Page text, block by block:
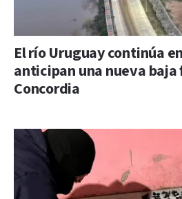
El río Uruguay continúa
anticipan una nueva baja
Concordia